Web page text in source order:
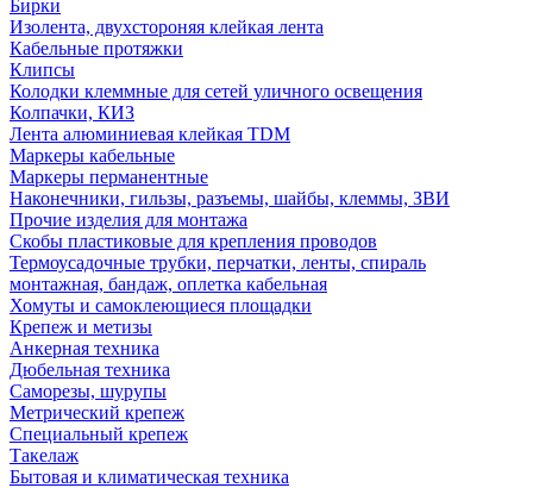
Бирки
Изолента, двухстороняя клейкая лента
Кабельные протяжки
Клипсы
Колодки клеммные для сетей уличного освещения
Колпачки, КИЗ
Лента алюминиевая клейкая TDM
Маркеры кабельные
Маркеры перманентные
Наконечники, гильзы, разъемы, шайбы, клеммы, ЗВИ
Прочие изделия для монтажа
Скобы пластиковые для крепления проводов
Термоусадочные трубки, перчатки, ленты, спираль
монтажная, бандаж, оплетка кабельная
Хомуты и самоклеющиеся площадки
Крепеж и метизы
Анкерная техника
Дюбельная техника
Саморезы, шурупы
Метрический крепеж
Специальный крепеж
Такелаж
Бытовая и климатическая техника